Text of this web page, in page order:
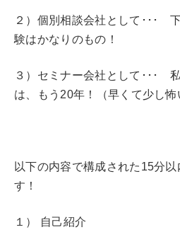
２）個別相談会社として･･･
験はかなりのもの！
３）セミナー会社として･･･
は、もう20年！（早くて少し怖
以下の内容で構成された15分
す！
１） 自己紹介